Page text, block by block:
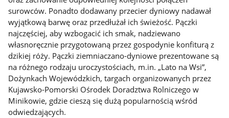
surowców. Ponadto dodawany przecier dyniowy nadawał
wyjątkową barwę oraz przedłużał ich świeżość. Pączki
najczęściej, aby wzbogacić ich smak, nadziewano
własnoręcznie przygotowaną przez gospodynie konfiturą z
dzikiej róży. Pączki ziemniaczano-dyniowe prezentowane są
na różnego rodzaju uroczystościach, m.in. „Lato na Wsi”,
Dożynkach Wojewódzkich, targach organizowanych przez
Kujawsko-Pomorski Ośrodek Doradztwa Rolniczego w
Minikowie, gdzie cieszą się dużą popularnością wśród
odwiedzających.